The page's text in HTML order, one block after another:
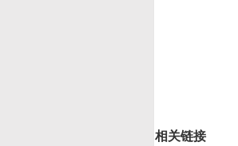
相关链接